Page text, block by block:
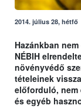
2014. július 28, hétfő
Hazánkban
NÉBIH
növényvédő
tételeinek
előforduló, nem
és egyéb